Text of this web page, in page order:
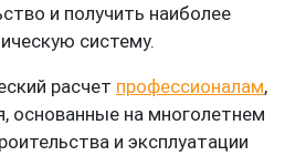
и получить наиболее
систему.
расчет профессионалам,
основанные на многолетнем
и эксплуатации